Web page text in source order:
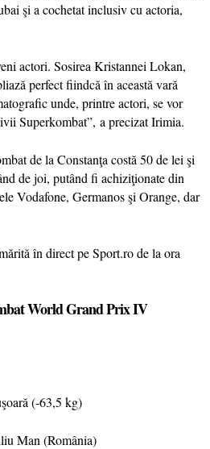
şi a cochetat inclusiv cu actoria,
actori. Sosirea Kristannei Lokan,
perfect fiindcă în această vară
unde, printre actori, se vor
Superkombat”, a precizat Irimia.
de la Constanţa costă 50 de lei şi
de joi, putând fi achiziţionate din
Vodafone, Germanos şi Orange, dar
în direct pe Sport.ro de la ora
World Grand Prix IV
(-63,5 kg)
Man (România)